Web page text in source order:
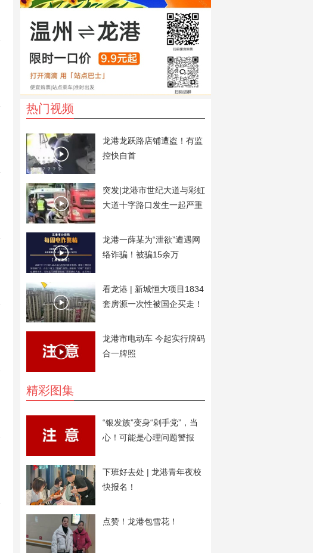
热门视频
龙港龙跃路店铺遭盗！有监
控快自首
突发|龙港市世纪大道与彩虹
大道十字路口发生一起严重
龙港一薛某为“泄欲”遭遇网
络诈骗！被骗15余万
看龙港 | 新城恒大项目1834
套房源一次性被国企买走！
龙港市电动车 今起实行牌码
合一牌照
精彩图集
“银发族”变身“剁手党”，当
心！可能是心理问题警报
下班好去处 | 龙港青年夜校
快报名！
点赞！龙港包雪花！